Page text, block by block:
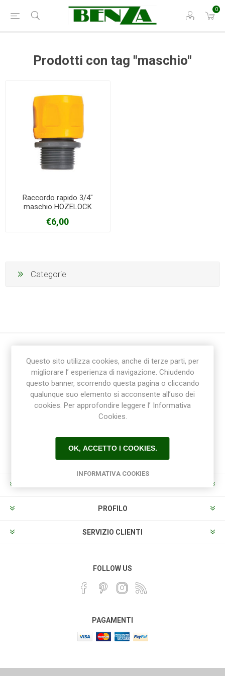
0
Prodotti con tag "maschio"
Raccordo rapido 3/4"
maschio HOZELOCK
€6,00
Categorie
Ricevi la newsletter
PROFILO
SERVIZIO CLIENTI
FOLLOW US
PAGAMENTI
Questo sito utilizza cookies, anche di terze parti, per
migliorare l’ esperienza di navigazione. Chiudendo
questo banner, scorrendo questa pagina o cliccando
qualunque suo elemento si acconsente all’uso dei
cookies. Per approfondire leggere l’ Informativa
Cookies.
OK, ACCETTO I COOKIES.
INFORMATIVA COOKIES